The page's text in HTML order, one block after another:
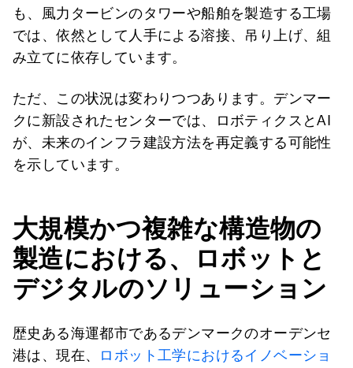
も、風力タービンのタワーや船舶を製造する工場
では、依然として人手による溶接、吊り上げ、組
み立てに依存しています。
ただ、この状況は変わりつつあります。デンマー
クに新設されたセンターでは、ロボティクスとAI
が、未来のインフラ建設方法を再定義する可能性
を示しています。
大規模かつ複雑な構造物の
製造における、ロボットと
デジタルのソリューション
歴史ある海運都市であるデンマークのオーデンセ
港は、現在、
ロボット工学におけるイノベーショ